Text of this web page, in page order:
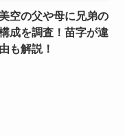
空の父や母に兄弟の
成を調査！苗字が違
も解説！